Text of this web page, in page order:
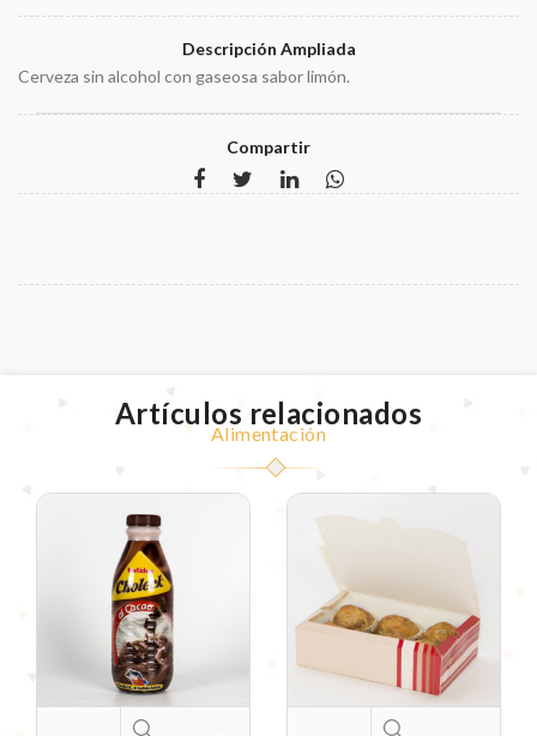
Descripción Ampliada
Cerveza sin alcohol con gaseosa sabor limón.
Compartir
Artículos relacionados
Alimentación